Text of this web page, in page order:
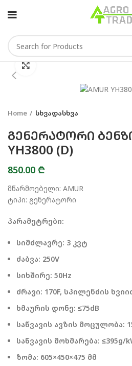
Home სხვადასხვა
ᲒᲔᲜᲔᲠᲐᲢᲝᲠᲘ
YH3800 (D)
850.00 ₾
მწარმოებელი: AMUR
ტიპი: გენერატორი
პარამეტრები:
სიმძლავრე: 3 კვტ
ძაბვა: 250V
სიხშირე: 50Hz
ძრავი: 170F, სპილენძის
ხმაურის დონე: ≤75dB
საწვავის ავზის მოცულობა:
საწვავის მოხმარება: ≤395g/
ზომა: 605×450×475 მმ